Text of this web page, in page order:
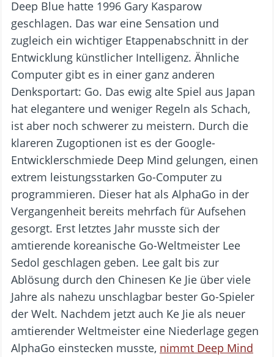
Deep Blue hatte 1996 Gary Kasparow
geschlagen. Das war eine Sensation und
zugleich ein wichtiger Etappenabschnitt in der
Entwicklung künstlicher Intelligenz. Ähnliche
Computer gibt es in einer ganz anderen
Denksportart: Go. Das ewig alte Spiel aus Japan
hat elegantere und weniger Regeln als Schach,
ist aber noch schwerer zu meistern. Durch die
klareren Zugoptionen ist es der Google-
Entwicklerschmiede Deep Mind gelungen, einen
extrem leistungsstarken Go-Computer zu
programmieren. Dieser hat als AlphaGo in der
Vergangenheit bereits mehrfach für Aufsehen
gesorgt. Erst letztes Jahr musste sich der
amtierende koreanische Go-Weltmeister Lee
Sedol geschlagen geben. Lee galt bis zur
Ablösung durch den Chinesen Ke Jie über viele
Jahre als nahezu unschlagbar bester Go-Spieler
der Welt. Nachdem jetzt auch Ke Jie als neuer
amtierender Weltmeister eine Niederlage gegen
AlphaGo einstecken musste, nimmt Deep Mind